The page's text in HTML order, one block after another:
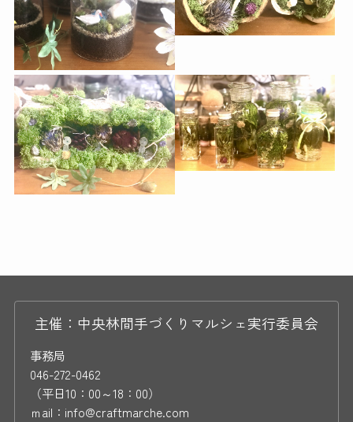
主催：中央林間手づくりマルシェ実行委員会
事務局
046-272-0462
（平日10：00～18：00）
ｍail：info@craftmarche.com